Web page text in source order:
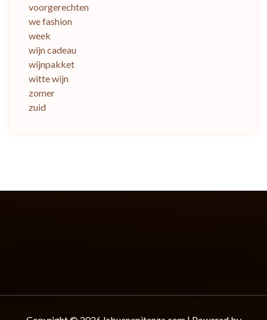
voorgerechten
we fashion
week
wijn cadeau
wijnpakket
witte wijn
zomer
zuid